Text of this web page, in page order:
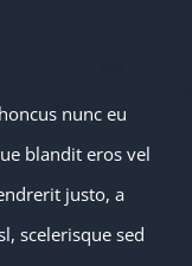
nunc eu
blandit eros vel
justo, a
scelerisque sed